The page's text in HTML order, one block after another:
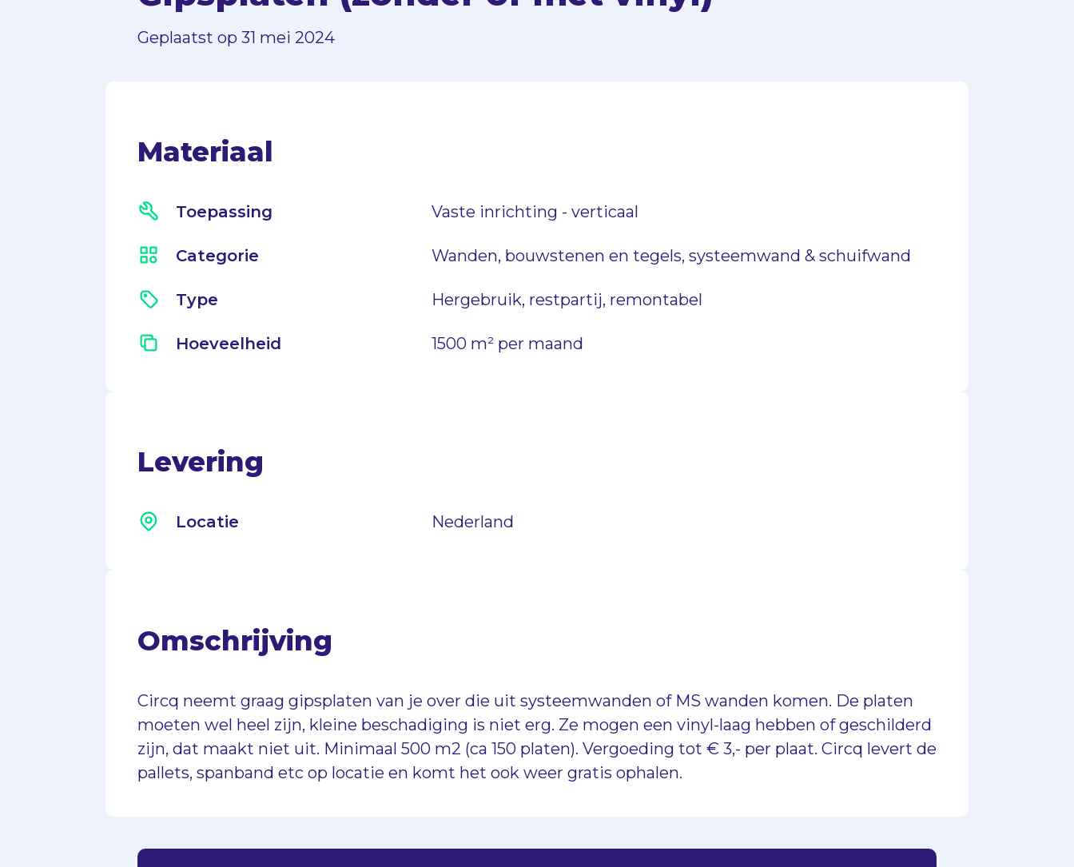
Geplaatst op 31 mei 2024
Materiaal
Toepassing Vaste inrichting - verticaal
Categorie Wanden, bouwstenen en tegels, systeemwand & schuifwand
Type Hergebruik, restpartij, remontabel
Hoeveelheid 1500 m² per maand
Levering
Locatie Nederland
Omschrijving
Circq neemt graag gipsplaten van je over die uit systeemwanden of MS wanden komen. De platen
moeten wel heel zijn, kleine beschadiging is niet erg. Ze mogen een vinyl-laag hebben of geschilderd
zijn, dat maakt niet uit. Minimaal 500 m2 (ca 150 platen). Vergoeding tot € 3,- per plaat. Circq levert de
pallets, spanband etc op locatie en komt het ook weer gratis ophalen.